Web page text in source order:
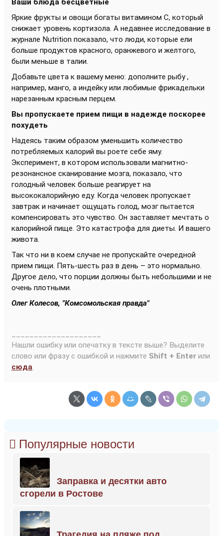
Ваши блюда бесцветные
Яркие фрукты и овощи богаты витамином С, который
снижает уровень кортизола. А недавнее исследование в
журнале Nutrition показало, что люди, которые ели
больше продуктов красного, оранжевого и желтого,
были меньше в талии.
Добавьте цвета к вашему меню: дополните рыбу ,
например, манго, а индейку или любимые фрикадельки
нарезанным красным перцем.
Вы пропускаете прием пищи в надежде поскорее
похудеть
Надеясь таким образом уменьшить количество
потребляемых калорий вы роете себе яму.
Эксперимент, в котором использовали магнитно-
резонансное сканирование мозга, показало, что
голодный человек больше реагирует на
высококалорийную еду. Когда человек пропускает
завтрак и начинает ощущать голод, мозг пытается
компенсировать это чувство. Он заставляет мечтать о
калорийной пище. Это катастрофа для диеты. И вашего
живота.
Так что ни в коем случае не пропускайте очередной
прием пищи. Пять-шесть раз в день – это нормально.
Другое дело, что порции должны быть небольшими и не
очень плотными.
Олег Колесов, "Комсомольская правда"
Нашли ошибку или опечатку в тексте выше? Выделите
слово или фразу с ошибкой и нажмите Shift + Enter или
сюда.
Популярные новости
Заправка и десятки авто
сгорели в Ростове